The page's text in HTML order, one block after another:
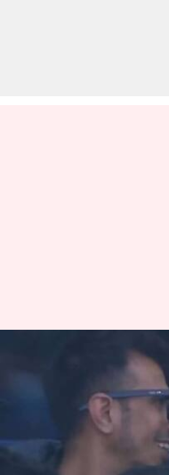
இறுதிப்
ஈர்த்த
சாஹல்;